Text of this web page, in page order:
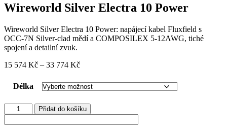
Wireworld Silver Electra 10 Power
Wireworld Silver Electra 10 Power: napájecí kabel Fluxfield s
OCC-7N Silver-clad mědí a COMPOSILEX 5-12AWG, tiché
spojení a detailní zvuk.
15 574 Kč – 33 774 KčRozpětí
15
574 Kč
33
Délka
Wireworld
Silver
Electra
Přidat do košíku